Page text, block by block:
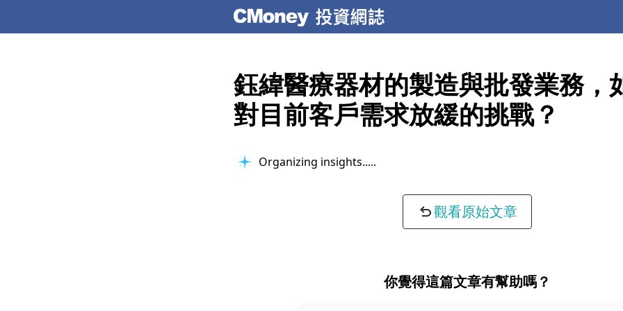
鈺緯醫療器材的製造與批發業務，
對目前客戶需求放緩的挑戰？
Organizing insights...
觀看原始文章
你覺得這篇文章有幫助嗎？